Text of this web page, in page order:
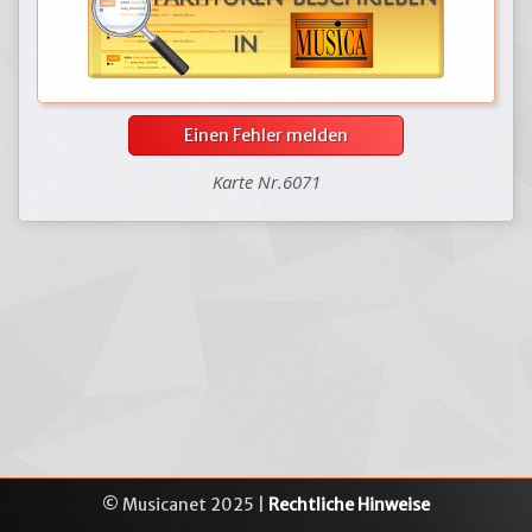
Einen Fehler melden
Karte Nr.6071
© Musicanet 2025 | Rechtliche Hinweise